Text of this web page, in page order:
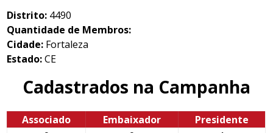
Distrito: 4490
Quantidade de Membros:
Cidade: Fortaleza
Estado:CE
Cadastrados na Campanha
Associado Embaixador
Presidente